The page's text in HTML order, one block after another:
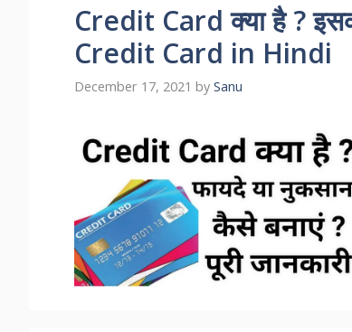
Credit Card क्या है ?
Credit Card in Hindi
December 17, 2021 by Sanu